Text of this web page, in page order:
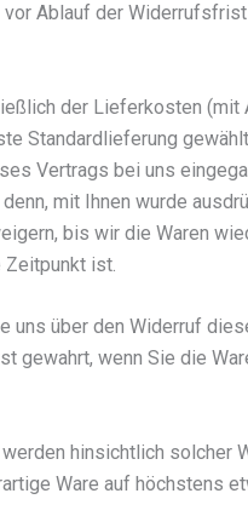
Ablauf der
der Lieferkosten
Standardlieferung
Vertrags bei uns
mit Ihnen wurde
bis wir die Waren
Zeitpunkt ist.
uns über den Widerruf
gewahrt, wenn Sie die
hinsichtlich solcher
Ware auf höchstens